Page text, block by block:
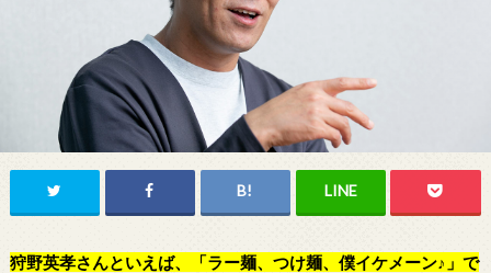
狩野英孝さんといえば、「ラー麺、つけ麺、僕イケメーン♪」で